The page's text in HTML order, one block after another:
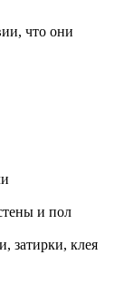
что они
и пол
затирки, клея